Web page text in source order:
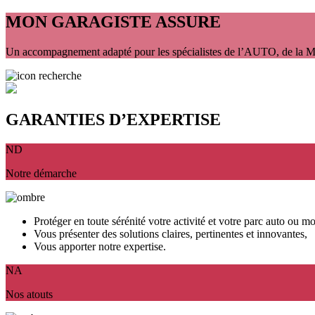
MON GARAGISTE ASSURE
Un accompagnement adapté pour les spécialistes de l’AUTO, de la
GARANTIES D’EXPERTISE
ND
Notre démarche
Protéger en toute sérénité votre activité et votre parc auto ou
Vous présenter des solutions claires, pertinentes et innovantes,
Vous apporter notre expertise.
NA
Nos atouts